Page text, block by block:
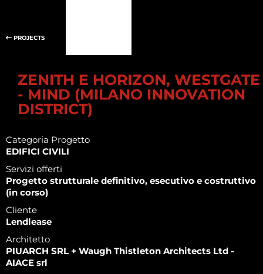
PROJECTS
ZENITH E HORIZON, WESTGATE
- MIND (MILANO INNOVATION
DISTRICT)
Categoria Progetto
EDIFICI CIVILI
Servizi offerti
Progetto strutturale definitivo, esecutivo e costruttivo
(in corso)
Cliente
Lendlease
Architetto
PIUARCH SRL + Waugh Thistleton Architects Ltd -
AIACE srl